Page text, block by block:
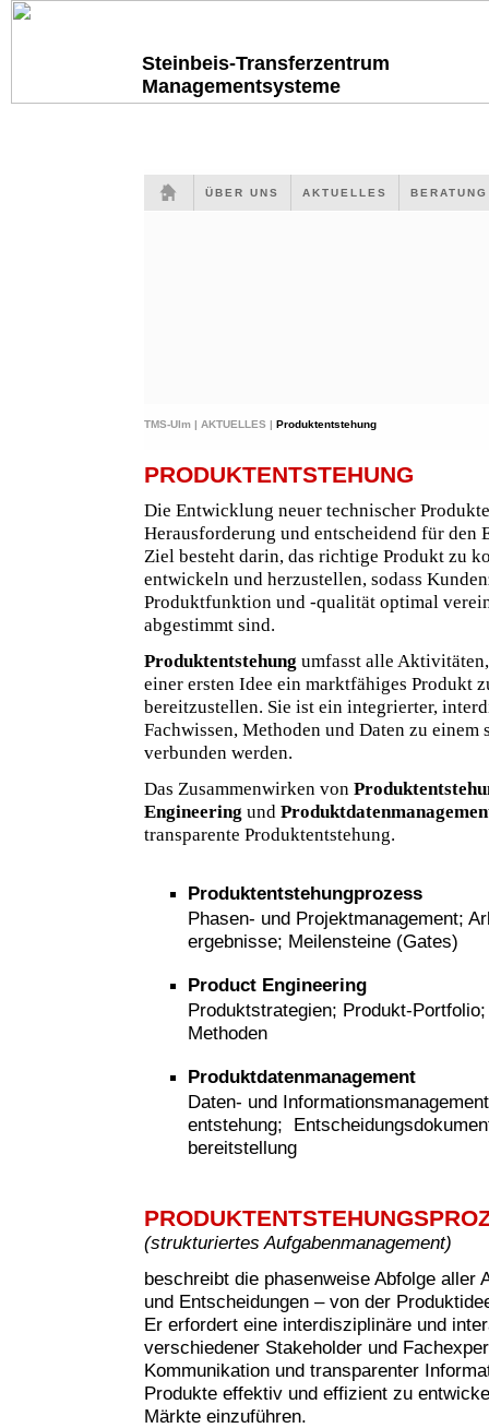
Steinbeis-Transferzentrum
Managementsysteme
ÜBER UNS AKTUELLES
TMS-Ulm | AKTUELLES | Produktentstehung
PRODUKTENTSTEHUNG
Die Entwicklung neuer technischer
Herausforderung und entscheidend für den
Ziel besteht darin, das richtige Produkt zu
entwickeln und herzustellen, sodass
Produktfunktion und -qualität optimal
abgestimmt sind.
Produktentstehung umfasst alle
einer ersten Idee ein marktfähiges Produkt
bereitzustellen. Sie ist ein integrierter,
Fachwissen, Methoden und Daten zu einem
verbunden werden.
Das Zusammenwirken von
Engineering und
transparente Produktentstehung.
Produktentstehungprozess
Phasen- und Projektmanagement;
ergebnisse; Meilensteine (Gates)
Product Engineering
Produktstrategien; Produkt-
Methoden
Produktdatenmanagement
Daten- und
entstehung;
bereitstellung
(strukturiertes Aufgabenmanagement)
beschreibt die phasenweise Abfolge aller
und Entscheidungen – von der
Er erfordert eine interdisziplinäre und
verschiedener Stakeholder und
Kommunikation und transparenter
Produkte effektiv und effizient zu
Märkte einzuführen.